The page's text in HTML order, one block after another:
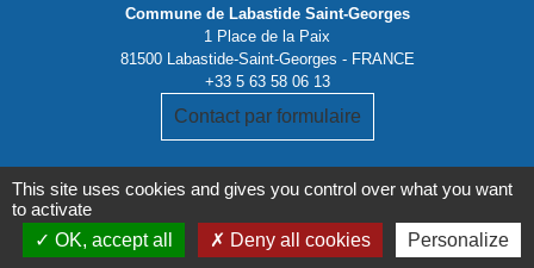
Commune de Labastide Saint-Georges
1 Place de la Paix
81500 Labastide-Saint-Georges - FRANCE
+33 5 63 58 06 13
Contact par formulaire
This site uses cookies and gives you control over what you want
to activate
OK, accept all
Deny all cookies Personalize